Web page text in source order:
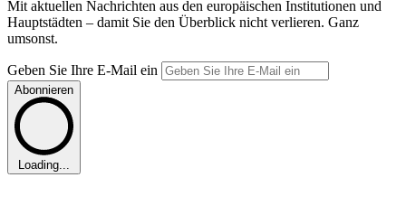
Mit aktuellen Nachrichten aus den europäischen Institutionen und
Hauptstädten – damit Sie den Überblick nicht verlieren. Ganz
umsonst.
Geben Sie Ihre E-Mail ein
Abonnieren
Loading...